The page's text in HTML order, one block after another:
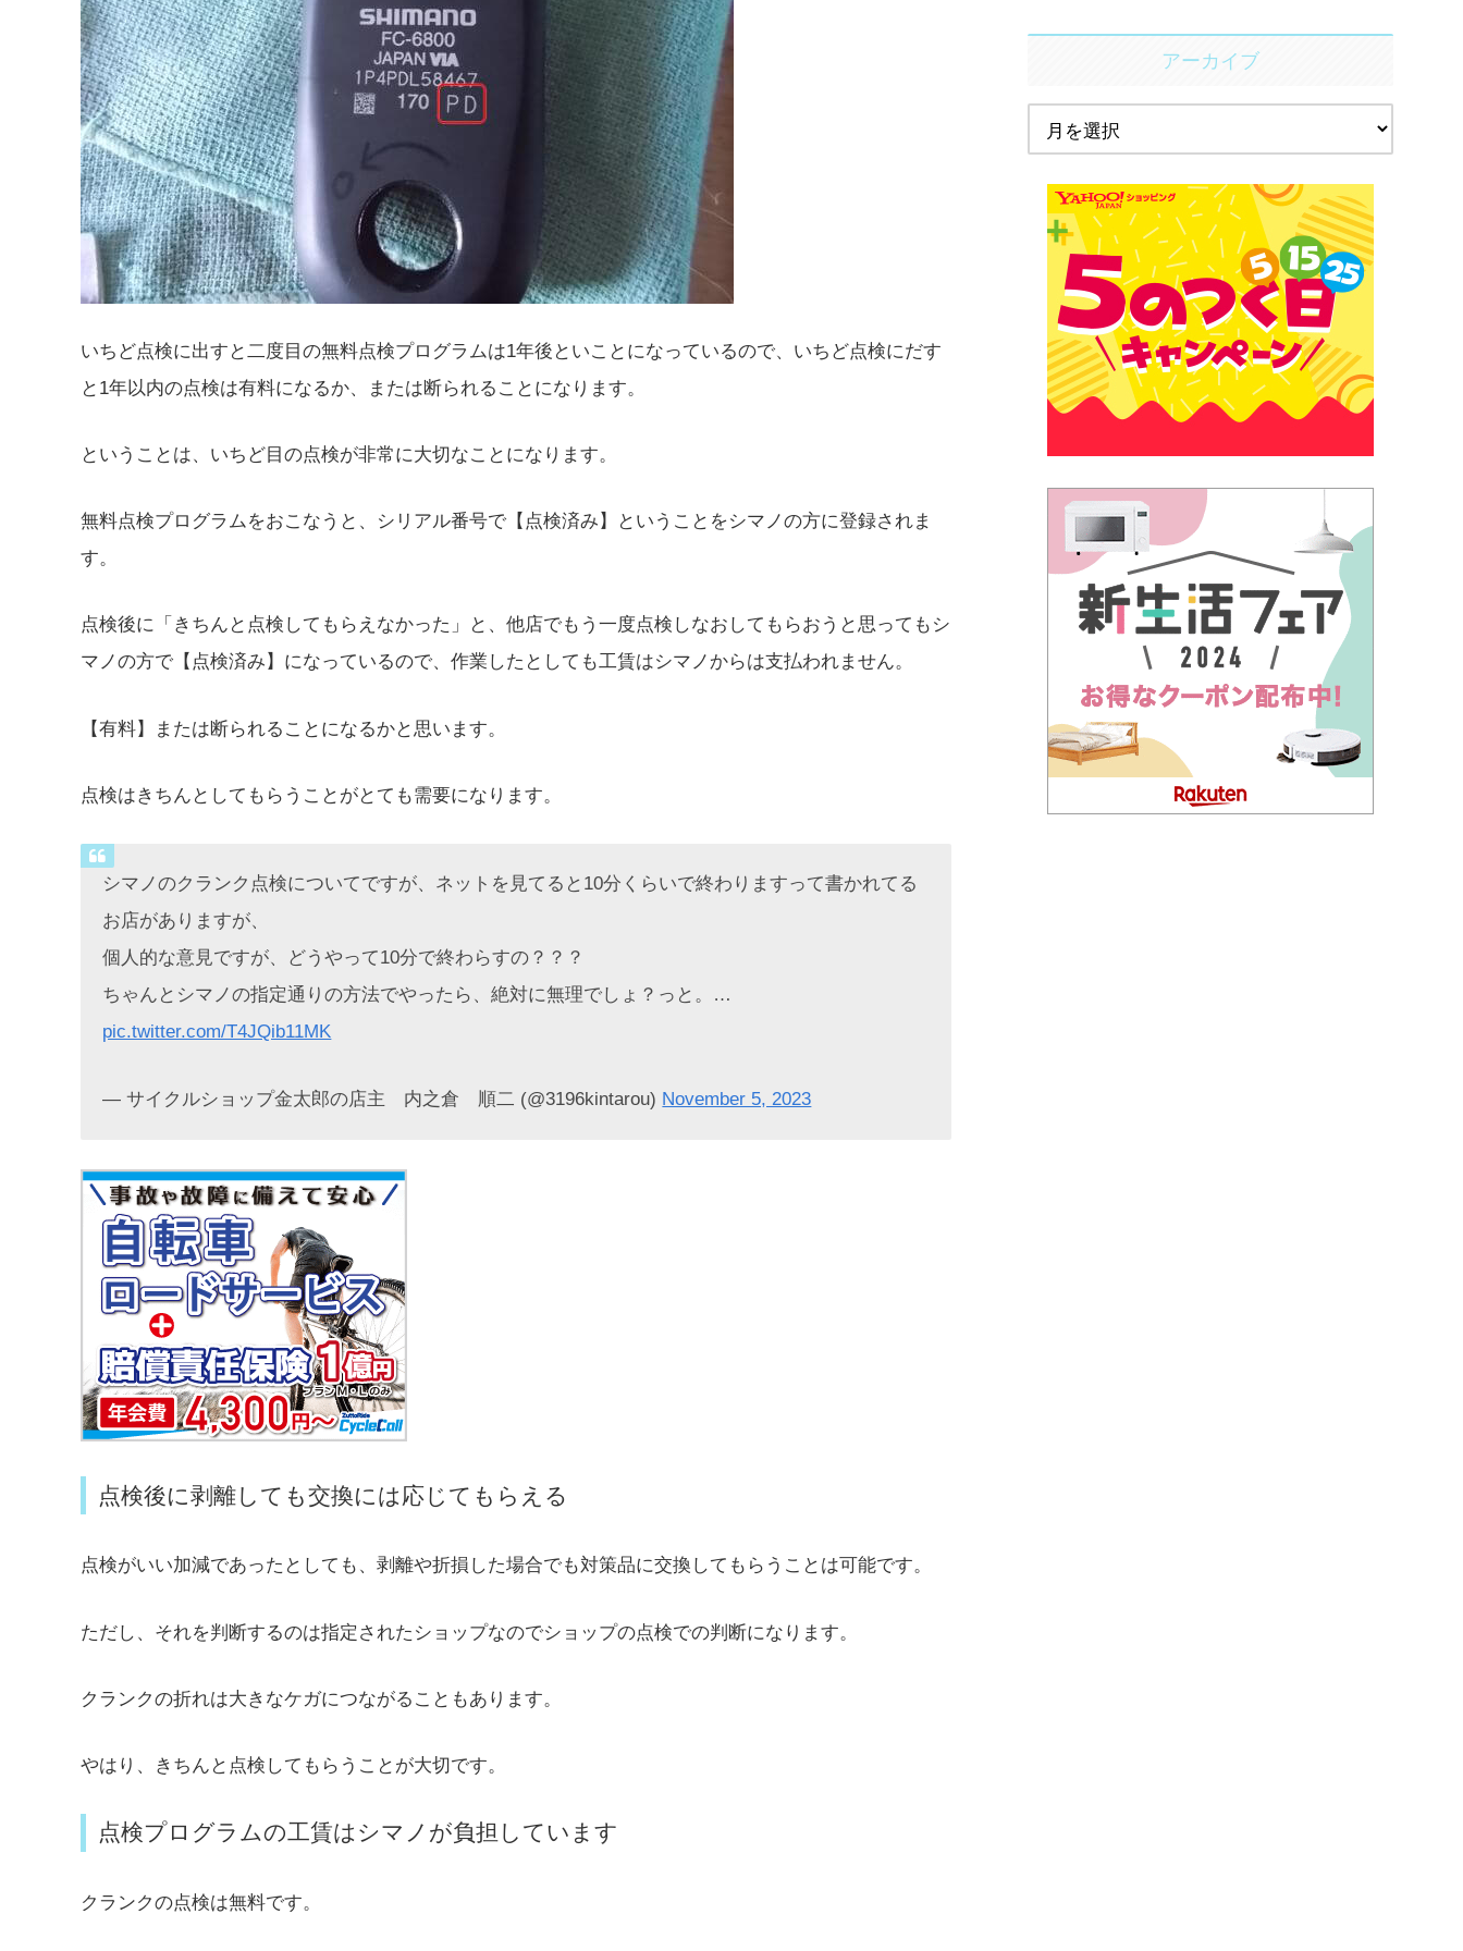
いちど点検に出すと二度目の無料点検プログラムは1年後といことになっているので、いちど点検にだす
と1年以内の点検は有料になるか、または断られることになります。
ということは、いちど目の点検が非常に大切なことになります。
無料点検プログラムをおこなうと、シリアル番号で【点検済み】ということをシマノの方に登録されま
す。
点検後に「きちんと点検してもらえなかった」と、他店でもう一度点検しなおしてもらおうと思ってもシ
マノの方で【点検済み】になっているので、作業したとしても工賃はシマノからは支払われません。
【有料】または断られることになるかと思います。
点検はきちんとしてもらうことがとても需要になります。
シマノのクランク点検についてですが、ネットを見てると10分くらいで終わりますって書かれてる
お店がありますが、
個人的な意見ですが、どうやって10分で終わらすの？？？
ちゃんとシマノの指定通りの方法でやったら、絶対に無理でしょ？っと。…
pic.twitter.com/T4JQib11MK
— サイクルショップ金太郎の店主 内之倉 順二 (@3196kintarou) November 5, 2023
点検後に剥離しても交換には応じてもらえる
点検がいい加減であったとしても、剥離や折損した場合でも対策品に交換してもらうことは可能です。
ただし、それを判断するのは指定されたショップなのでショップの点検での判断になります。
クランクの折れは大きなケガにつながることもあります。
やはり、きちんと点検してもらうことが大切です。
点検プログラムの工賃はシマノが負担しています
クランクの点検は無料です。
アーカイブ